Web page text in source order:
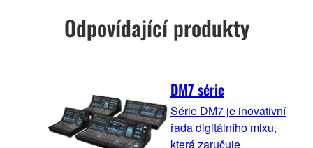
Odpovídající produkty
DM7 série
Série DM7 je inovativní
řada digitálního mixu,
která zaručuje